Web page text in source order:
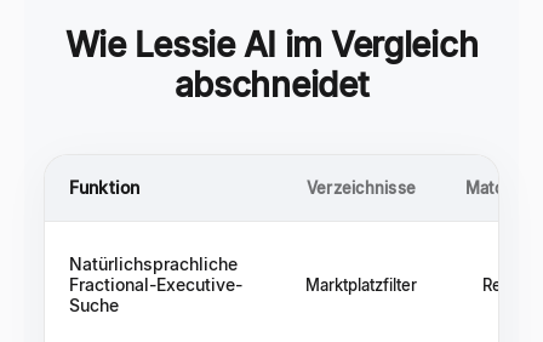
Wie Lessie AI im Vergleich
abschneidet
Funktion Verzeichnisse
Natürlichsprachliche
Fractional-Executive-
Suche
Marktplatzfilter